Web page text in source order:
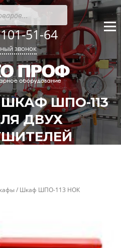
51-64
звонок
ШПО-113
ДВУХ
/ Шкаф ШПО-113 НОК